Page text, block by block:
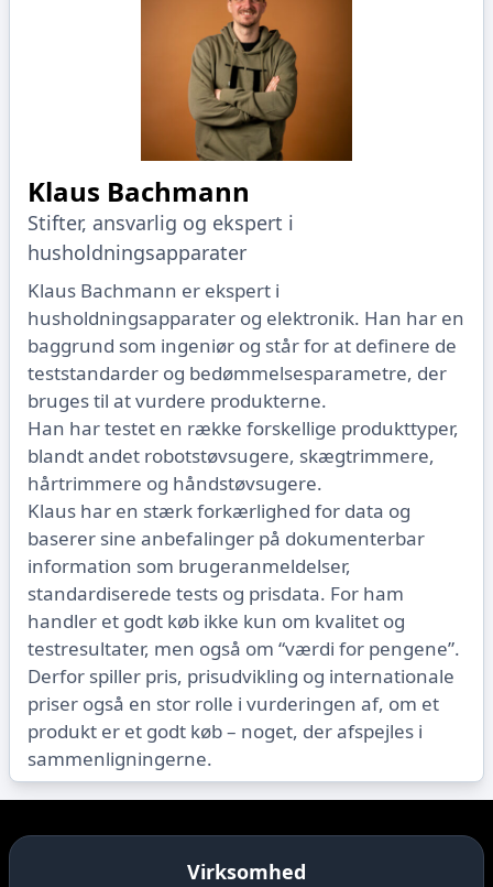
Klaus Bachmann
Stifter, ansvarlig og ekspert i
husholdningsapparater
Klaus Bachmann er ekspert i
husholdningsapparater og elektronik. Han har en
baggrund som ingeniør og står for at definere de
teststandarder og bedømmelsesparametre, der
bruges til at vurdere produkterne.
Han har testet en række forskellige produkttyper,
blandt andet robotstøvsugere, skægtrimmere,
hårtrimmere og håndstøvsugere.
Klaus har en stærk forkærlighed for data og
baserer sine anbefalinger på dokumenterbar
information som brugeranmeldelser,
standardiserede tests og prisdata. For ham
handler et godt køb ikke kun om kvalitet og
testresultater, men også om “værdi for pengene”.
Derfor spiller pris, prisudvikling og internationale
priser også en stor rolle i vurderingen af, om et
produkt er et godt køb – noget, der afspejles i
sammenligningerne.
Virksomhed